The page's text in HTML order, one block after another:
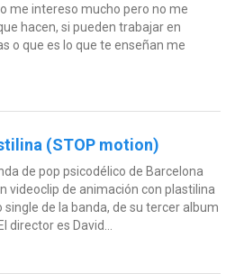
me intereso mucho pero no me
hacen, si pueden trabajar en
o que es lo que te enseñan me
(STOP motion)
de pop psicodélico de Barcelona
videoclip de animación con plastilina
de la banda, de su tercer album
director es David...